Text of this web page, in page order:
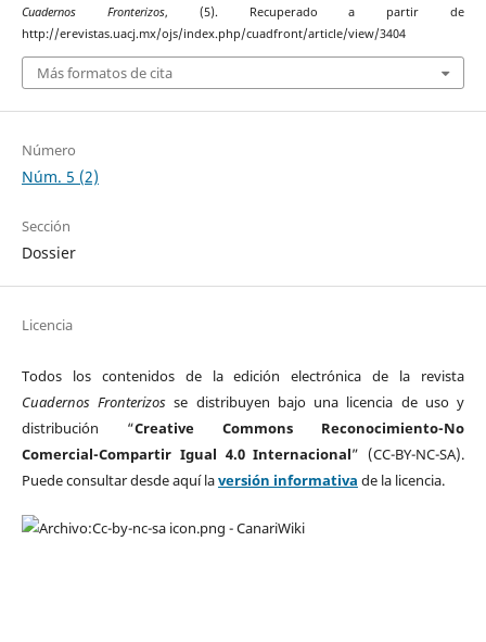
Cuadernos Fronterizos, (5). Recuperado a partir de
http://erevistas.uacj.mx/ojs/index.php/cuadfront/article/view/3404
Más formatos de cita
Número
Núm. 5 (2)
Sección
Dossier
Licencia
Todos los contenidos de la edición electrónica de la revista
Cuadernos Fronterizos se distribuyen bajo una licencia de uso y
distribución “Creative Commons Reconocimiento-No
Comercial-Compartir Igual 4.0 Internacional” (CC-BY-NC-SA).
Puede consultar desde aquí laversión informativa de la licencia.